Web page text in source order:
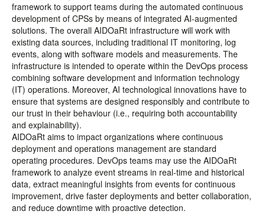
framework to support teams during the automated continuous
development of CPSs by means of integrated AI-augmented
solutions. The overall AIDOaRt infrastructure will work with
existing data sources, including traditional IT monitoring, log
events, along with software models and measurements. The
infrastructure is intended to operate within the DevOps process
combining software development and information technology
(IT) operations. Moreover, AI technological innovations have to
ensure that systems are designed responsibly and contribute to
our trust in their behaviour (i.e., requiring both accountability
and explainability).
AIDOaRt aims to impact organizations where continuous
deployment and operations management are standard
operating procedures. DevOps teams may use the AIDOaRt
framework to analyze event streams in real-time and historical
data, extract meaningful insights from events for continuous
improvement, drive faster deployments and better collaboration,
and reduce downtime with proactive detection.